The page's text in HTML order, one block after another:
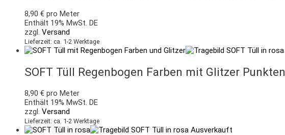
8,90 € pro Meter
Enthält 19% MwSt. DE
zzgl. Versand
Lieferzeit: ca. 1-2 Werktage
SOFT Tüll Regenbogen Farben mit Glitzer Punkten
8,90 € pro Meter
Enthält 19% MwSt. DE
zzgl. Versand
Lieferzeit: ca. 1-2 Werktage
Ausverkauft